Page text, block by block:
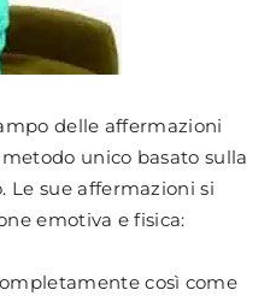
delle affermazioni
unico basato sulla
Le sue affermazioni si
emotiva e fisica:
così come